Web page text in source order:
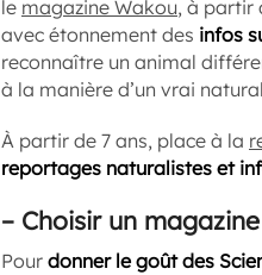
le magazine Wakou, à partir
avec étonnement des infos
reconnaître un animal
à la manière d’un vrai
À partir de 7 ans, place à la
reportages naturalistes et
– Choisir un
Pour donner le goût des